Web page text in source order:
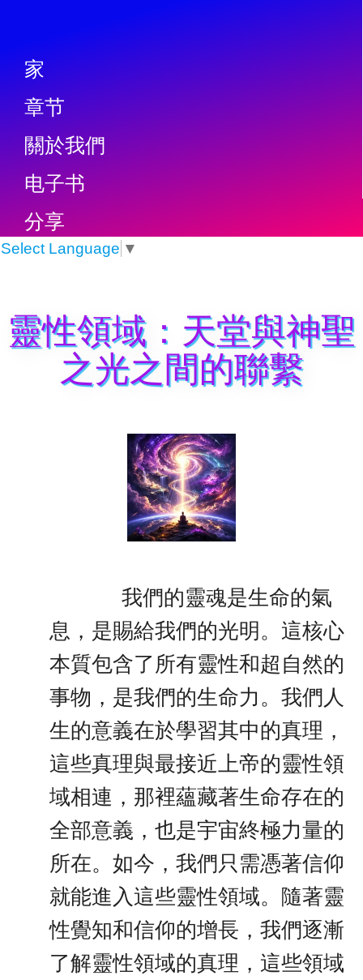
家
章节
關於我們
电子书
分享
Select Language ▼
靈性領域：天堂與神聖
之光之間的聯繫
我們的靈魂是生命的氣
息，是賜給我們的光明。這核心
本質包含了所有靈性和超自然的
事物，是我們的生命力。我們人
生的意義在於學習其中的真理，
這些真理與最接近上帝的靈性領
域相連，那裡蘊藏著生命存在的
全部意義，也是宇宙終極力量的
所在。如今，我們只需憑著信仰
就能進入這些靈性領域。隨著靈
性覺知和信仰的增長，我們逐漸
了解靈性領域的真理，這些領域